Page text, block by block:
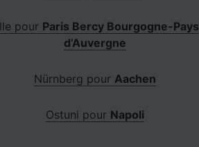
pour Paris Bercy Bourgogne-Pays
d’Auvergne
Nürnberg pour Aachen
Ostuni pour Napoli